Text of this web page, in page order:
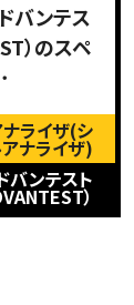
バンテス
）のスペ
ライザ(シ
ナライザ)
バンテスト
）